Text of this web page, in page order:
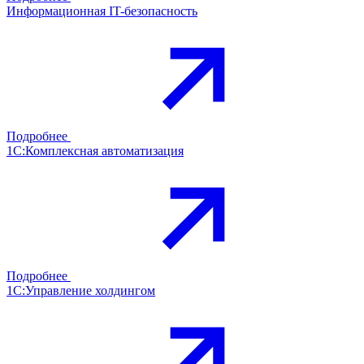
Информационная IT-безопасность
Подробнее
1С:Комплексная автоматизация
Подробнее
1С:Управление холдингом